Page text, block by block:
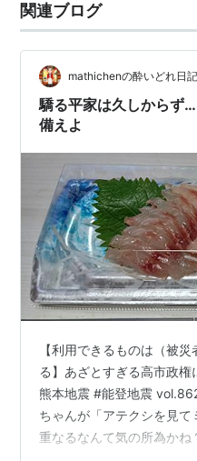
関連ブログ
mathichenの酔いどれ日
驕る平家は久しからず
備えよ
【利用できるものは（被
る】あざとすぎる高市政
熊本地震 #能登地震
ちゃんが「アテクシを見て
重なるなんて気の所為か